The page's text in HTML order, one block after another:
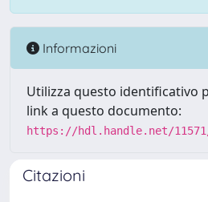
Informazioni
Utilizza questo identificativo
link a questo documento:
https://hdl.handle.net/11571/
Citazioni